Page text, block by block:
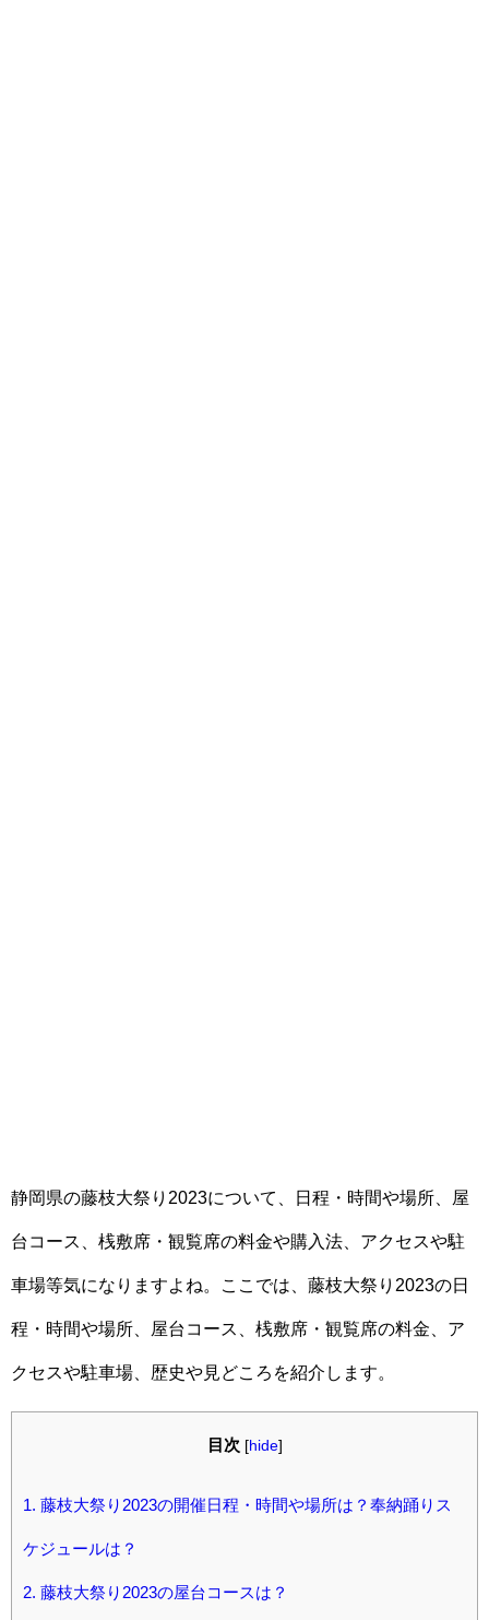
静岡県の藤枝大祭り2023について、日程・時間や場所、屋
台コース、桟敷席・観覧席の料金や購入法、アクセスや駐
車場等気になりますよね。ここでは、藤枝大祭り2023の日
程・時間や場所、屋台コース、桟敷席・観覧席の料金、ア
クセスや駐車場、歴史や見どころを紹介します。
目次 [hide]
1. 藤枝大祭り2023の開催日程・時間や場所は？奉納踊りス
ケジュールは？
2. 藤枝大祭り2023の屋台コースは？